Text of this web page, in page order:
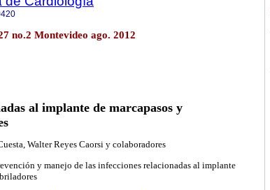
no.2 Montevideo ago. 2012
al implante de marcapasos y
Walter Reyes Caorsi y colaboradores
y manejo de las infecciones relacionadas al implante